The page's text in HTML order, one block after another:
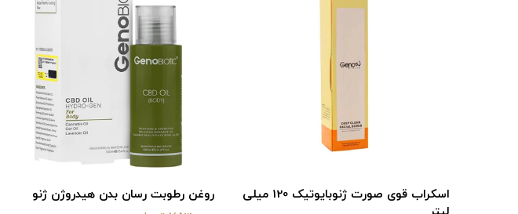
اسکراب قوی صورت ژنوبایوتیک 120 میلی
روغن رطوبت رسان بدن هیدروژن ژنو